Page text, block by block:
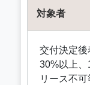
対象者
交付決定
30%以上、
リース不可